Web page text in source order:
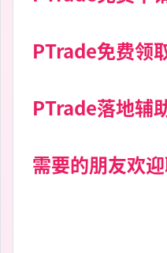
PTrade免费领
PTrade落地辅
需要的朋友欢